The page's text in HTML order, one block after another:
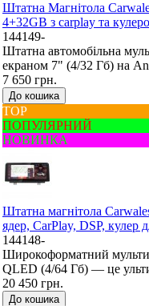
Штатна Mагнітола
4+32GB з carplay та
144149-
Штатна автомобільна
екраном 7" (4/32 Гб) на
7 650 грн.
До кошика
ТОР
ПОПУЛЯРНИЙ
НОВИНКА
Штатна магнітола
ядер, CarPlay, DSP, кулер
144148-
Широкоформатний
QLED (4/64 Гб) — це
20 450 грн.
До кошика